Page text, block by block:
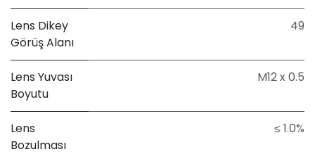
Lens Dikey
Görüş Alanı
49
Lens Yuvası
Boyutu
M12 x 0.5
Lens
Bozulması
≤ 1.0%